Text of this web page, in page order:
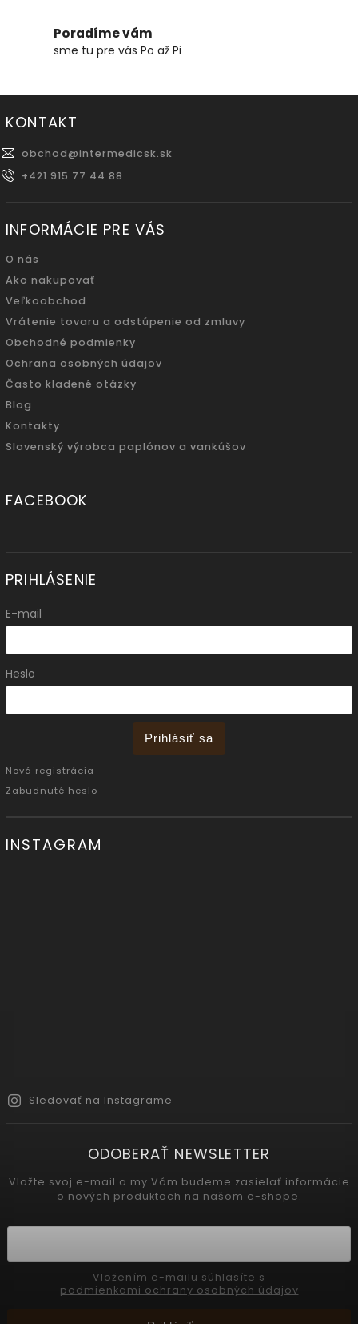
Poradíme vám
sme tu pre vás Po až Pi
KONTAKT
obchod@intermedicsk.sk
+421 915 77 44 88
INFORMÁCIE PRE VÁS
O nás
Ako nakupovať
Veľkoobchod
Vrátenie tovaru a odstúpenie od zmluvy
Obchodné podmienky
Ochrana osobných údajov
Často kladené otázky
Blog
Kontakty
Slovenský výrobca paplónov a vankúšov
FACEBOOK
PRIHLÁSENIE
E-mail
Heslo
Prihlásiť sa
Nová registrácia
Zabudnuté heslo
INSTAGRAM
Sledovať na Instagrame
ODOBERAŤ NEWSLETTER
Vložte svoj e-mail a my Vám budeme zasielať informácie
o nových produktoch na našom e-shope.
podmienkami ochrany osobných údajov